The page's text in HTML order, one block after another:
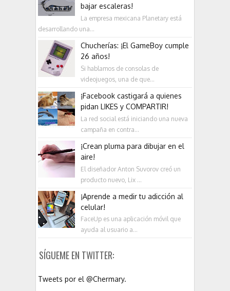
bajar escaleras!
La empresa mexicana Planetary está
desarrollando una...
Chucherías: ¡El GameBoy cumple
26 años!
Si hablamos de consolas de
videojuegos, una de que...
¡Facebook castigará a quienes
pidan LIKES y COMPARTIR!
La red social está iniciando una nueva
campaña en contra...
¡Crean pluma para dibujar en el
aire!
El diseñador Anton Suvorov creó un
producto nuevo, Lix ...
¡Aprende a medir tu adicción al
celular!
FaceUp es una aplicación móvil que
ayuda al usuario a...
SÍGUEME EN TWITTER:
Tweets por el @Chermary.